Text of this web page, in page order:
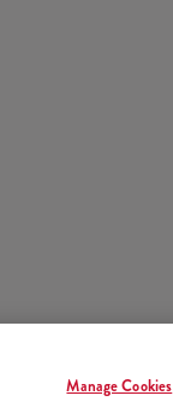
Manage Cookies